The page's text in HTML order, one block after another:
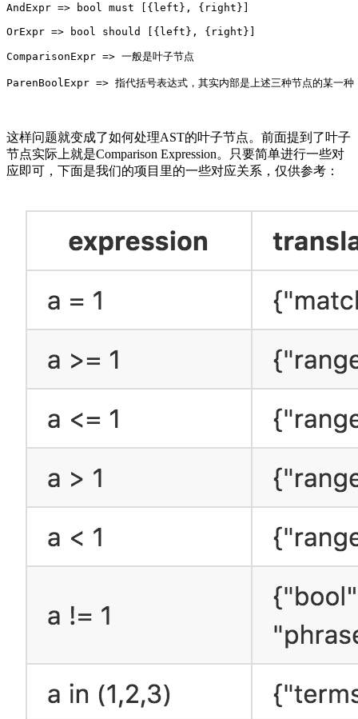
AndExpr => bool must
{left}, {right}]
OrExpr => bool should
{left}, {right}]
ComparisonExpr => 一般是叶子节点
ParenBoolExpr => 指代括号表达式，其实内部是上述三种节点的某一种
这样问题就变成了如何处理AST的叶子节点。前面提到了叶子
节点实际上就是Comparison Expression。只要简单进行一些对
应即可，下面是我们的项目里的一些对应关系，仅供参考：